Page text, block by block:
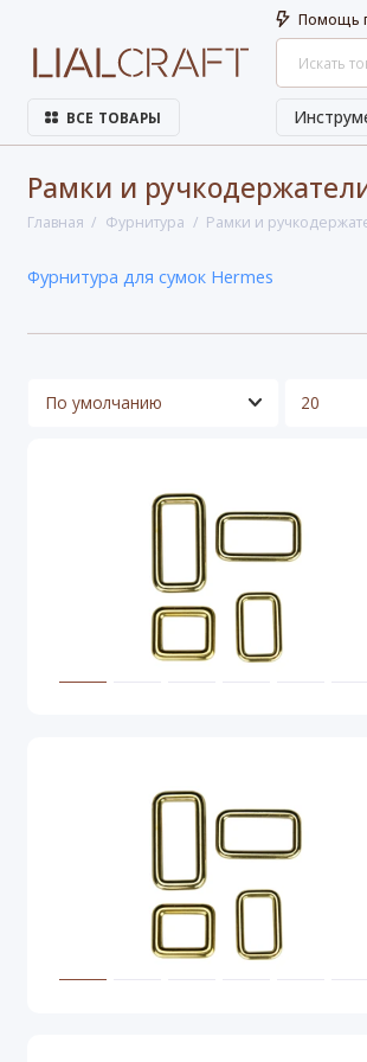
Помощь
ВСЕ ТОВАРЫ
Рамки и
Главная Фурнитура Рамки и
Фурнитура для сумок Hermes